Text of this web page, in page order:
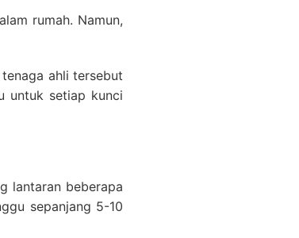
rumah. Namun,
ahli tersebut
untuk setiap kunci
lantaran beberapa
sepanjang 5-10